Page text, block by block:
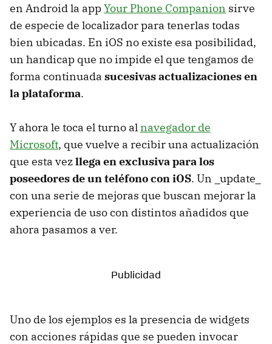
en Android la appYour Phone Companion sirve
de especie de localizador para tenerlas todas
bien ubicadas. En iOS no existe esa posibilidad,
un handicap que no impide el que tengamos de
forma continuada sucesivas actualizaciones en
la plataforma.
Y ahora le toca el turno al navegador de
Microsoft, que vuelve a recibir una actualización
que esta vezllega en exclusiva para los
poseedores de un teléfono con iOS. Un _update_
con una serie de mejoras que buscan mejorar la
experiencia de uso con distintos añadidos que
ahora pasamos a ver.
Uno de los ejemplos es la presencia de widgets
con acciones rápidas que se pueden invocar